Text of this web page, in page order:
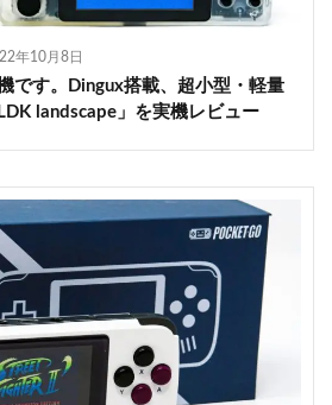
年10月8日
です。Dingux搭載、超小型・軽量
landscape」を実機レビュー